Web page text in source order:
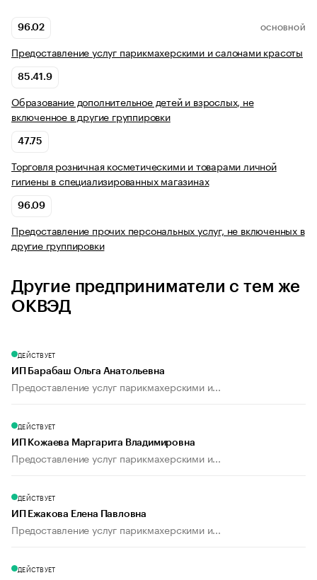
96.02 ОСНОВНОЙ
Предоставление услуг парикмахерскими и салонами красоты
85.41.9
Образование дополнительное детей и взрослых, не
включенное в другие группировки
47.75
Торговля розничная косметическими и товарами личной
гигиены в специализированных магазинах
96.09
Предоставление прочих персональных услуг, не включенных в
другие группировки
Другие предприниматели с тем же
ОКВЭД
ДЕЙСТВУЕТ
ИП Барабаш Ольга Анатольевна
Предоставление услуг парикмахерскими и...
ДЕЙСТВУЕТ
ИП Кожаева Маргарита Владимировна
Предоставление услуг парикмахерскими и...
ДЕЙСТВУЕТ
ИП Ежакова Елена Павловна
Предоставление услуг парикмахерскими и...
ДЕЙСТВУЕТ